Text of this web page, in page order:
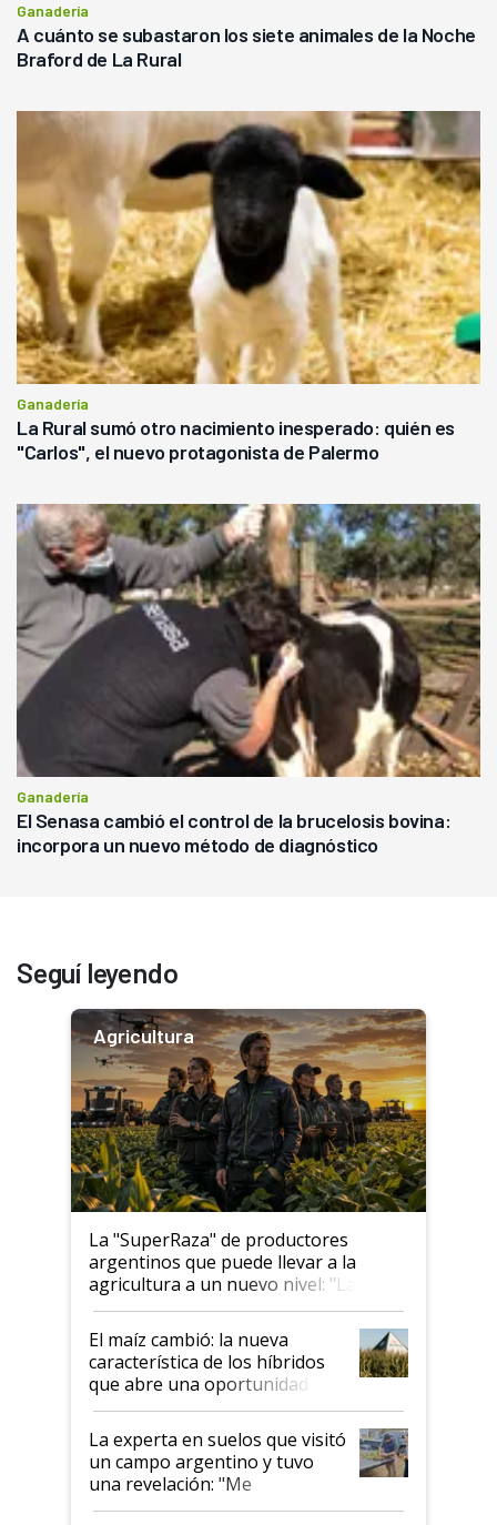
Ganadería
A cuánto se subastaron los siete animales de la Noche
Braford de La Rural
Ganadería
La Rural sumó otro nacimiento inesperado: quién es
"Carlos", el nuevo protagonista de Palermo
Ganadería
El Senasa cambió el control de la brucelosis bovina:
incorpora un nuevo método de diagnóstico
Seguí leyendo
Agricultura
La "SuperRaza" de productores
argentinos que puede llevar a la
agricultura a un nuevo nivel: "Las
posibilidades de crecimiento son
infinitas"
El maíz cambió: la nueva
característica de los híbridos
que abre una oportunidad en
el lote
La experta en suelos que visitó
un campo argentino y tuvo
una revelación: "Me
impresionó mucho"